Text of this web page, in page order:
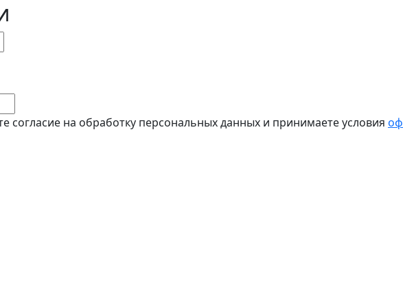
согласие на обработку персональных данных и принимаете условия